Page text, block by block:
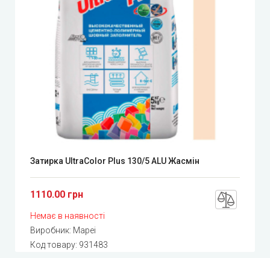
Затирка UltraColor Plus 130/5 ALU Жасмін
1110.00 грн
Немає в наявності
Виробник: Mapei
Код товару: 931483